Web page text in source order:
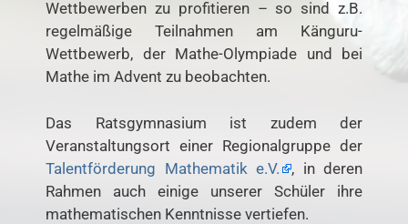
Wettbewerben zu profitieren – so sind z.B.
regelmäßige Teilnahmen am Känguru-
Wettbewerb, der Mathe-Olympiade und bei
Mathe im Advent zu beobachten.
Das Ratsgymnasium ist zudem der
Veranstaltungsort einer Regionalgruppe der
Talentförderung Mathematik e.V.
, in deren
Rahmen auch einige unserer Schüler ihre
mathematischen Kenntnisse vertiefen.